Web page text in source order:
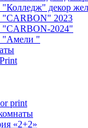
декор
"CARBON" 2023
"CARBON-2024"
"Амели "
print
«2+2»